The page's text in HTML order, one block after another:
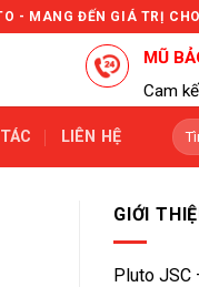
- MANG ĐẾN GIÁ TRỊ
MŨ
Cam
LIÊN HỆ
Tìm
kiếm:
GIỚI
Pluto JSC